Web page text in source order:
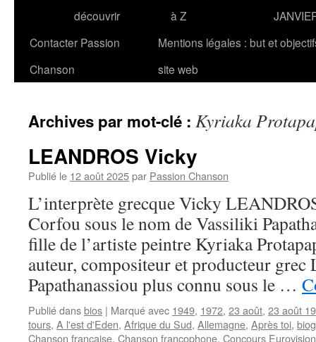
découvrir
à Z
Contacter Passion
Chanson
Mentions légales : but et
site web
Archives par mot-clé : Kyriaka
LEANDROS Vicky
Publié le 12 août 2025par Passion Chanson
L’interprète grecque Vicky
Corfou sous le nom de Vassiliki
fille de l’artiste peintre Kyriaka
auteur, compositeur et producteur grec
Papathanassiou plus connu sous le …
Publié dansbios | Marqué avec 1949, 1972, 23 août, 23 août
tours, A l'est d'Eden, Afrique du Sud, Allemagne, Après toi,
Chanson française, Chanson francophone, Concours